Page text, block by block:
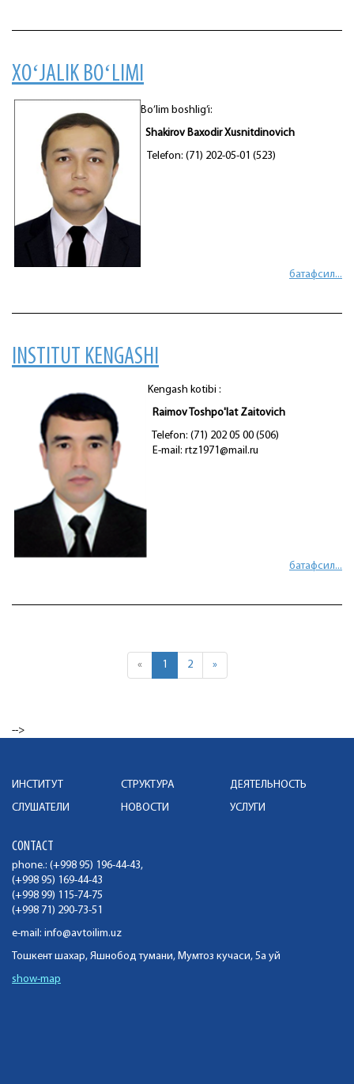
XOʻJALIK BOʻLIMI
Bo’lim boshlig’i:
Shakirov Baxodir Xusnitdinovich
Telefon: (71) 202-05-01 (523)
батафсил...
INSTITUT KENGASHI
Kengash kotibi :
Raimov Toshpo'lat Zaitovich
Telefon: (71) 202 05 00 (506)
E-mail: rtz1971@mail.ru
батафсил...
« 1 2 »
-->
ИНСТИТУТ СТРУКТУРА
ДЕЯТЕЛЬНОСТЬ
СЛУШАТЕЛИ
НОВОСТИ УСЛУГИ
CONTACT
phone.: (+998 95) 196-44-43,
(+998 95) 169-44-43
(+998 99) 115-74-75
(+998 71) 290-73-51
e-mail: info@avtoilim.uz
Тошкент шахар, Яшнобод тумани, Мумтоз кучаси, 5а уй
show-map